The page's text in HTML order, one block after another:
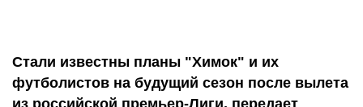
Стали известны планы "Химок" и их
футболистов на будущий сезон после вылета
из российской премьер-Лиги, передает